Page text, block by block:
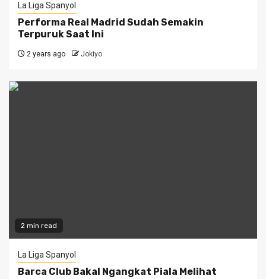
La Liga Spanyol
Performa Real Madrid Sudah Semakin
Terpuruk Saat Ini
2 years ago Jokiyo
2 min read
La Liga Spanyol
Barca Club Bakal Ngangkat Piala Melihat